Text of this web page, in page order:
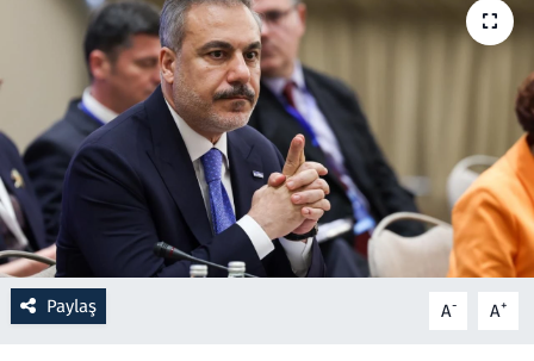
Paylaş A- A+
Oyun
Ramazan
Resmi İlanlar
Rüya Tabirleri
Savunma Sanayi